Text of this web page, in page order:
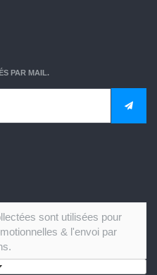
PAR MAIL.
sont utilisées pour
& l'envoi par